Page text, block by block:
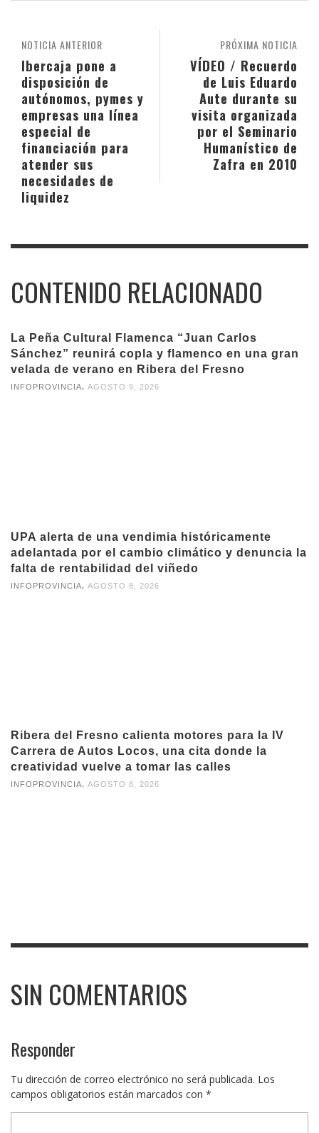
PRÓXIMA NOTICIA
VÍDEO / Recuerdo
de Luis Eduardo
Aute durante su
visita organizada
por el Seminario
Humanístico de
Zafra en 2010
NOTICIA ANTERIOR
Ibercaja pone a
disposición de
autónomos, pymes y
empresas una línea
especial de
financiación para
atender sus
necesidades de
liquidez
CONTENIDO RELACIONADO
La Peña Cultural Flamenca “Juan Carlos
Sánchez” reunirá copla y flamenco en una gran
velada de verano en Ribera del Fresno
INFOPROVINCIA AGOSTO 9, 2026
UPA alerta de una vendimia históricamente
adelantada por el cambio climático y denuncia la
falta de rentabilidad del viñedo
INFOPROVINCIA AGOSTO 8, 2026
Ribera del Fresno calienta motores para la IV
Carrera de Autos Locos, una cita donde la
creatividad vuelve a tomar las calles
INFOPROVINCIA, AGOSTO 8, 2026
SIN COMENTARIOS
Responder
Tu dirección de correo electrónico no será publicada. Los
campos obligatorios están marcados con *